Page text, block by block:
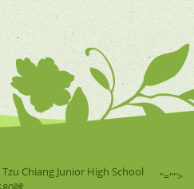
Chiang Junior High School
"="">